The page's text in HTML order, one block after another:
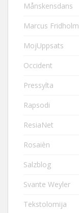
Månskensdans
Marcus Fridholm
MojUppsats
Occident
Pressylta
Rapsodi
ResiaNet
Rosaièn
Salzblog
Svante Weyler
Tekstolomija